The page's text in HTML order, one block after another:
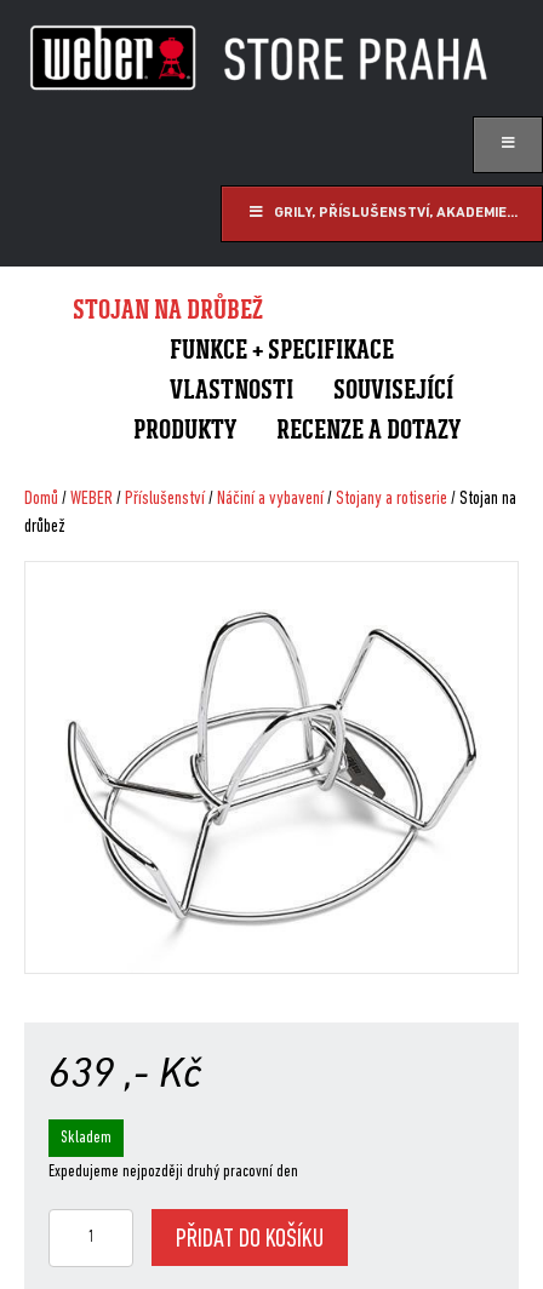
GRILY, PŘÍSLUŠENSTVÍ, AKADEMIE...
STOJAN NA DRŮBEŽ
FUNKCE + SPECIFIKACE
VLASTNOSTI
SOUVISEJÍCÍ
PRODUKTY
RECENZE A DOTAZY
Domů /WEBER/ Příslušenství/ Náčiní a vybavení/Stojany a rotiserie / Stojan na
drůbež
639 ,- Kč
Skladem
Expedujeme nejpozději druhý pracovní den
PŘIDAT DO KOŠÍKU